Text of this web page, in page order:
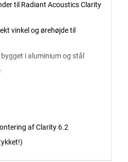
til Radiant Acoustics Clarity
vinkel og ørehøjde til
i aluminium og stål
af Clarity 6.2